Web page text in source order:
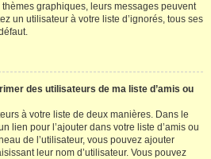
graphiques, leurs messages peuvent
un utilisateur à votre liste d’ignorés, tous ses
des utilisateurs de ma liste d’amis ou
à votre liste de deux manières. Dans le
lien pour l’ajouter dans votre liste d’amis ou
de l’utilisateur, vous pouvez ajouter
leur nom d’utilisateur. Vous pouvez